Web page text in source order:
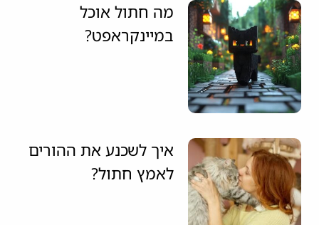
מה חתול אוכל
במיינקראפט?
איך לשכנע את ההורים
לאמץ חתול?